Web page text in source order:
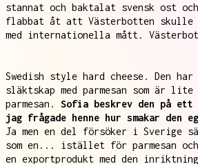
stannat och baktalat svensk ost
flabbat åt att Västerbotten skulle
med internationella mått.
Swedish style hard cheese. Den
släktskap med parmesan som är
parmesan. Sofia beskrev den på
jag frågade henne hur smakar den
Ja men en del försöker i Sverige
som en... istället för parmesan och
en exportprodukt med den